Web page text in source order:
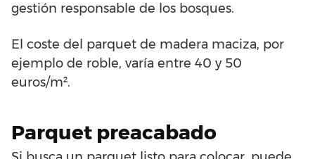
gestión responsable de los bosques.
El coste del parquet de madera maciza, por
ejemplo de roble, varía entre 40 y 50
euros/m².
Parquet preacabado